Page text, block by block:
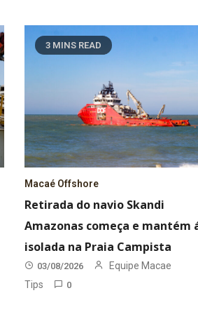
3 MINS READ
Macaé Offshore
Retirada do navio Skandi
Amazonas começa e mantém
isolada na Praia Campista
03/08/2026
Equipe Macae
Tips
0